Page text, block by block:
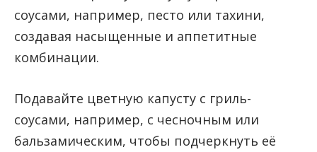
соусами, например, песто или тахини,
создавая насыщенные и аппетитные
комбинации.
Подавайте цветную капусту с гриль-
соусами, например, с чесночным или
бальзамическим, чтобы подчеркнуть её